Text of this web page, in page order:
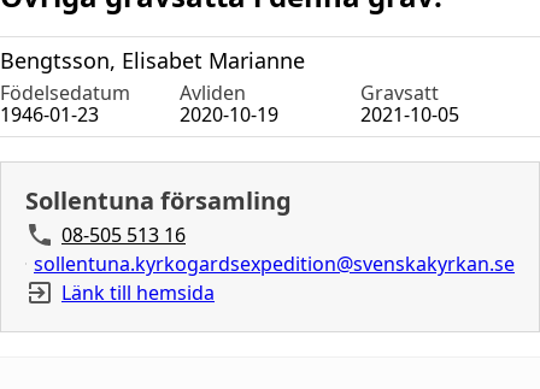
Bengtsson, Elisabet Marianne
Födelsedatum Avliden
Gravsatt
1946-01-23
2020-10-19 2021-10-05
Sollentuna församling
08-505 513 16
sollentuna.kyrkogardsexpedition@svenskakyrkan.se
Länk till hemsida